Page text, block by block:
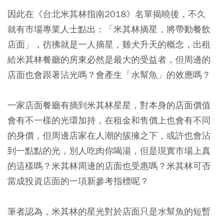
因此在《台北米其林指南2018》名單揭曉後，不久
就有市場專業人士點出：「米其林摘星，將帶動餐飲
店面」，彷彿就是一人摘星，雞犬升天的概念，出租
給米其林餐廳的房東必然是最大的受益者，但周邊的
店面也會跟著沾光嗎？會產生「水幫魚」的效應嗎？
一家店面餐廳有摘到米其林星星，對本身的店面價值
會有不一樣的光環加持，在租金和售價上也會有不同
的身價，但周邊店家在人潮的簇擁之下，或許也會沾
到一點點的光，別人吃肉你喝湯，但是現實市場上真
的這樣嗎？米其林周邊的店面也受惠嗎？米其林可否
當成投資店面的一項新參考指標呢？
筆者認為，米其林的星光對於店面只是水幫魚的短暫